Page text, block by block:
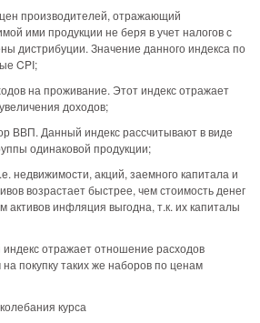
производителей, отражающий
ими продукции не беря в учет налогов с
дистрибуции. Значение данного индекса по
CPI;
на проживание. Этот индекс отражает
доходов;
ВВП. Данный индекс рассчитывают в виде
одинаковой продукции;
недвижимости, акций, заемного капитала и
возрастает быстрее, чем стоимость денег
активов инфляция выгодна, т.к. их капиталы
отражает отношение расходов
покупку таких же наборов по ценам